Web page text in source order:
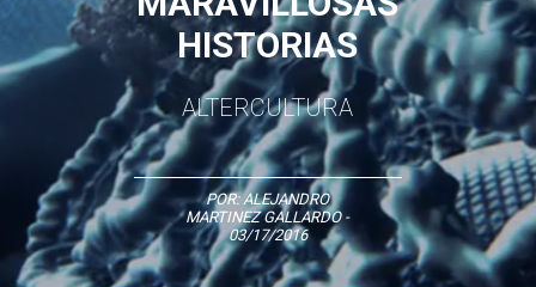
HISTORIAS
ALTERCULTURA
POR:ALEJANDRO
MARTINEZ GALLARDO-
03/17/2016